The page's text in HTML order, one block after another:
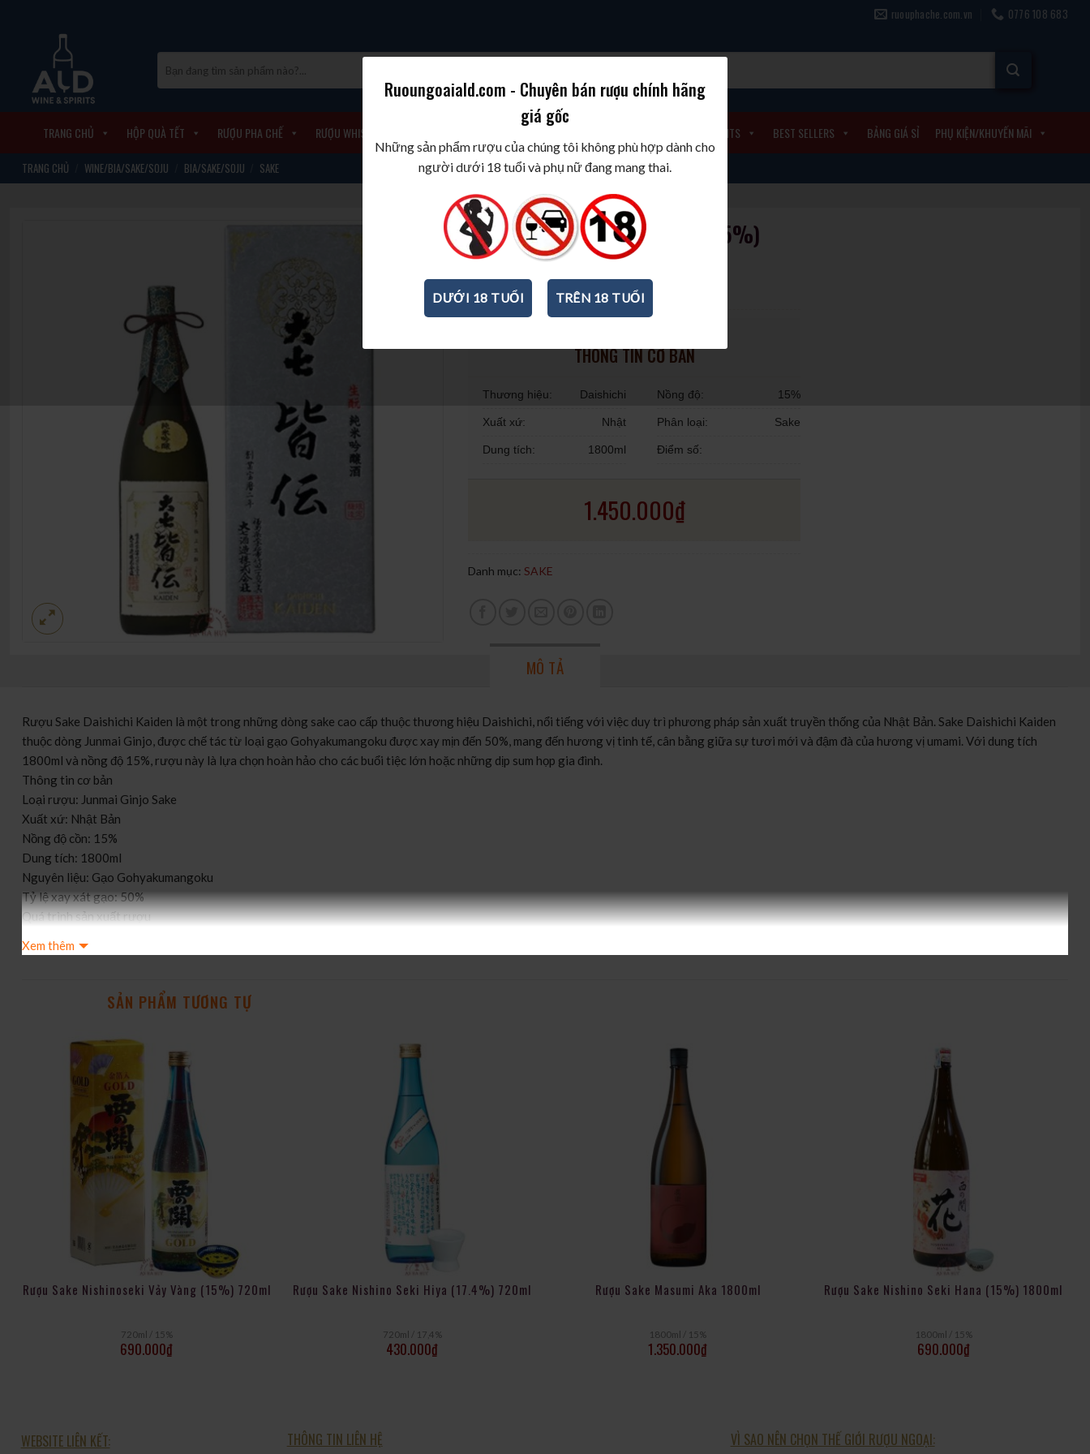
ruouphache.com.vn 0776 108 683
kiếm:
TRANG CHỦ HỘP QUÀ TẾT RƯỢU PHA CHẾ RƯỢU WHISKY BEST WINES & SPIRITS BEST SELLERS BẢNG GIÁ SỈ PHỤ KIỆN/KHUYẾN MÃI
TRANG CHỦ WINE/BIA/SAKE/SOJU BIA/SAKE/SOJU SAKE
Rượu Sake Daishichi Kaiden (15%)
1800ml
1800ml-15%
THÔNG TIN CƠ BẢN
Thương hiệu: Daishichi
Xuất xứ: Nhật
Dung tích: 1800ml
Nồng độ: 15%
Phân loại: Sake
Điểm số:
1.450.000₫
Danh mục: SAKE
MÔ TẢ
Rượu Sake Daishichi Kaiden là một trong những dòng sake cao cấp thuộc thương hiệu Daishichi, nổi tiếng với việc duy trì phương pháp sản xuất truyền thống của Nhật Bản. Sake Daishichi Kaiden
thuộc dòng Junmai Ginjo, được chế tác từ loại gạo Gohyakumangoku được xay mịn đến 50%, mang đến hương vị tinh tế, cân bằng giữa sự tươi mới và đậm đà của hương vị umami. Với dung tích
1800ml và nồng độ 15%, rượu này là lựa chọn hoàn hảo cho các buổi tiệc lớn hoặc những dịp sum họp gia đình.
Thông tin cơ bản
Loại rượu: Junmai Ginjo Sake
Xuất xứ: Nhật Bản
Nồng độ cồn: 15%
Dung tích: 1800ml
Nguyên liệu: Gạo Gohyakumangoku
Tỷ lệ xay xát gạo: 50%
Quá trình sản xuất rượu
men, và ủ trong điều kiện kiểm soát nghiêm ngặt. Phương pháp này giúp giữ lại hương vị tự nhiên và làm nổi bật sự tinh tế, thanh khiết của sake, mang đến một sản phẩm có độ mịn và hương vị đậm đà.
Rượu Sake Daishichi Kaiden có hương thơm nhẹ nhàng và tinh tế, kết hợp giữa nốt hương của trái cây chín, hoa trắng và chút vị umami. Khi thưởng thức, rượu mang đến vị chua nhẹ cân bằng với độ
ngọt tự nhiên, cùng với cấu trúc mượt mà, đầy đặn. Hậu vị kéo dài với sự thanh thoát, làm nổi bật sự hài hòa và đậm đà của rượu.
Daishichi Kaiden được nhiều người yêu thích bởi sự cân bằng hoàn hảo giữa hương vị và cấu trúc. Với giá khoảng 1.450.000 – 3.140.000 VNĐ cho chai 1800ml, rượu này được xem là xứng đáng
với chất lượng vượt trội trong phân khúc Junmai Ginjo. Khách hàng đánh giá cao độ mượt mà của rượu cũng như sự đa dạng trong cách thưởng thức, từ uống lạnh cho đến hâm nóng.
Phối hợp món ăn
Rượu Sake Daishichi Kaiden kết hợp tuyệt vời với các món ăn Nhật Bản như sashimi, sushi, và các món hải sản nướng. Ngoài ra, rượu còn phù hợp với các món ăn có vị đậm như lẩu, đồ chiên hoặc các
món hấp. Rượu có thể được uống ở nhiệt độ phòng, ướp lạnh hoặc hâm nóng tùy theo sở thích.
Xem thêm
SẢN PHẨM TƯƠNG TỰ
Rượu Sake Nishinoseki Vảy Vàng (15%) 720ml
720ml / 15%
690.000₫
Rượu Sake Nishino Seki Hiya (17.4%) 720ml
720ml / 17,4%
430.000₫
Rượu Sake Masumi Aka 1800ml
1800ml / 15%
1.350.000₫
Rượu Sake Nishino Seki Hana (15%) 1800ml
1800ml / 15%
690.000₫
WEBSITE LIÊN KẾT: THÔNG TIN LIÊN HỆ VÌ SAO NÊN CHỌN THẾ GIỚI RƯỢU NGOẠI:
Ruoungoaiald.com - Chuyên bán rượu chính hãng
giá gốc
Những sản phẩm rượu của chúng tôi không phù hợp dành cho
người dưới 18 tuổi và phụ nữ đang mang thai.
DƯỚI 18 TUỔI TRÊN 18 TUỔI